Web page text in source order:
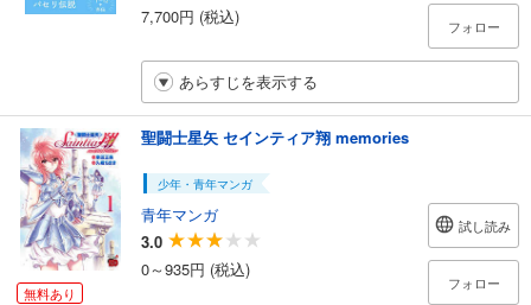
7,700円 (税込)
フォロー
あらすじを表示する
無料あり
聖闘士星矢 セインティア翔 memories
少年・青年マンガ
青年マンガ
3.0
0～935円 (税込)
試し読み
フォロー